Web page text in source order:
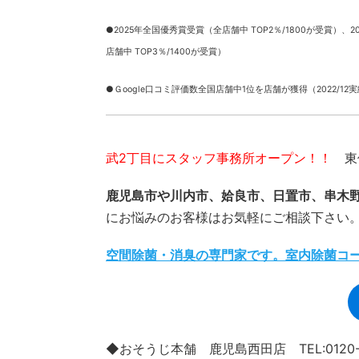
●2025年全国優秀賞受賞（全店舗中 TOP2％/1800が受賞）、
店舗中 TOP3％/1400が受賞）
●Ｇoogle口コミ評価数全国店舗中1位を店舗が獲得（2022/12実
武2丁目にスタッフ事務所オープン！！ 東
鹿児島市や川内市、姶良市、日置市、串木
にお悩みのお客様はお気軽にご相談下さい
空間除菌・消臭の専門家です。室内除菌コ
◆おそうじ本舗 鹿児島西田店